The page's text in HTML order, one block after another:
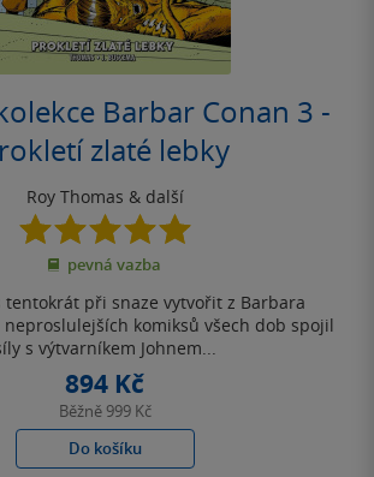
Barbar Conan 3 -
zlaté lebky
Roy Thomas & další
5.0
z
5
pevná vazba
tentokrát při snaze vytvořit z Barbara
neproslulejších komiksů všech dob spojil
s výtvarníkem Johnem...
894 Kč
Běžně 999 Kč
Do košíku